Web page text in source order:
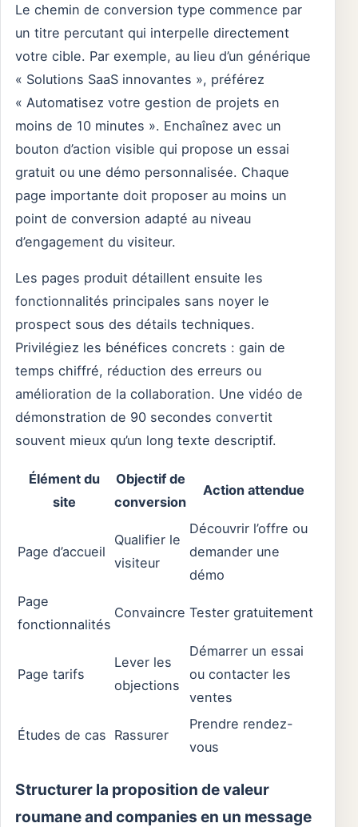
Le chemin de conversion type commence par
un titre percutant qui interpelle directement
votre cible. Par exemple, au lieu d’un générique
« Solutions SaaS innovantes », préférez
« Automatisez votre gestion de projets en
moins de 10 minutes ». Enchaînez avec un
bouton d’action visible qui propose un essai
gratuit ou une démo personnalisée. Chaque
page importante doit proposer au moins un
point de conversion adapté au niveau
d’engagement du visiteur.
Les pages produit détaillent ensuite les
fonctionnalités principales sans noyer le
prospect sous des détails techniques.
Privilégiez les bénéfices concrets : gain de
temps chiffré, réduction des erreurs ou
amélioration de la collaboration. Une vidéo de
démonstration de 90 secondes convertit
souvent mieux qu’un long texte descriptif.
Élément du
site
Objectif de
conversion
Action attendue
Page d’accueil
Qualifier le
visiteur
Découvrir l’offre ou
demander une
démo
Page
fonctionnalités
Convaincre Tester gratuitement
Page tarifs
Lever les
objections
Démarrer un essai
ou contacter les
ventes
Études de cas Rassurer
Prendre rendez-
vous
Structurer la proposition de valeur
roumane and companies en un message